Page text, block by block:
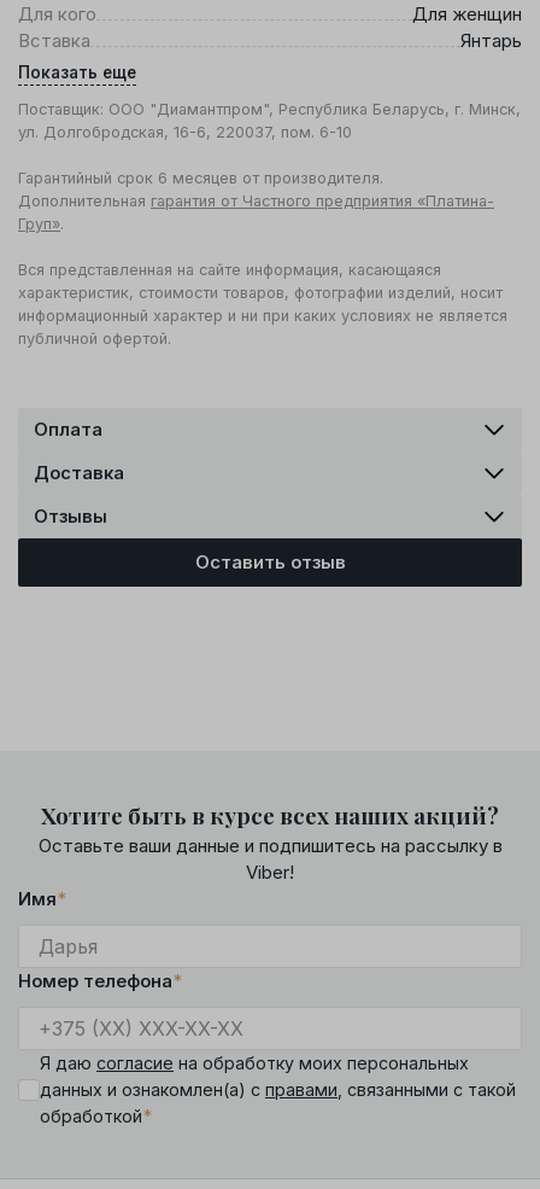
Для кого
Для женщин
Вставка
Янтарь
Показать еще
Поставщик: ООО "Диамантпром", Республика Беларусь, г. Минск,
ул. Долгобродская, 16-6, 220037, пом. 6-10
Гарантийный срок 6 месяцев от производителя.
Дополнительная гарантия от Частного предприятия «Платина-
Груп».
Вся представленная на сайте информация, касающаяся
характеристик, стоимости товаров, фотографии изделий, носит
информационный характер и ни при каких условиях не является
публичной офертой.
Оплата
Доставка
Отзывы
Оставить отзыв
Хотите быть в курсе всех наших акций?
Оставьте ваши данные и подпишитесь на рассылку в
Viber!
Имя*
Номер телефона*
Я даю согласие на обработку моих персональных
данных и ознакомлен(а) с правами , связанными с такой
обработкой*